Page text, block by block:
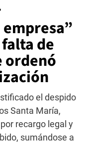
de
ordenó
el despido
Santa María,
recargo legal y
sumándose a